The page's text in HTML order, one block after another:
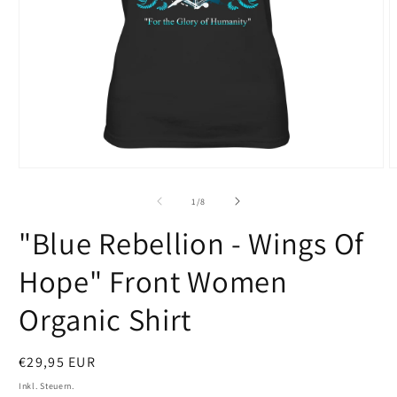
1 /von
8
"Blue Rebellion - Wings Of
Hope" Front Women
Organic Shirt
Normaler
Preis
€29,95 EUR
Inkl. Steuern.